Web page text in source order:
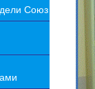
Союз